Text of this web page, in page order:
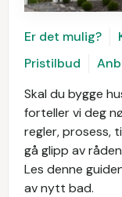
Er det mulig?
Pristilbud
Skal du bygge
forteller vi deg
regler, prosess,
gå glipp av
Les denne
av nytt bad.